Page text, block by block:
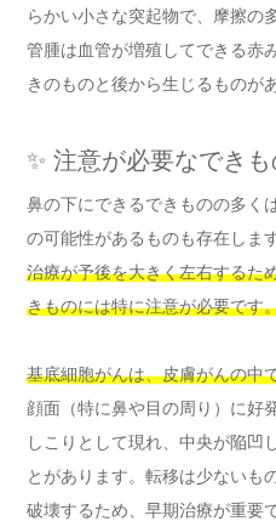
らかい小さな突起物で、摩擦の
管腫は血管が増殖してできる赤
きのものと後から生じるものが
✨ 注意が必要なでき
鼻の下にできるできものの多く
の可能性があるものも存在します
治療が予後を大きく左右するた
きものには特に注意が必要です
基底細胞がんは、皮膚がんの中
顔面（特に鼻や目の周り）に好
しこりとして現れ、中央が陥凹
とがあります。転移は少ないも
破壊するため、早期治療が重要